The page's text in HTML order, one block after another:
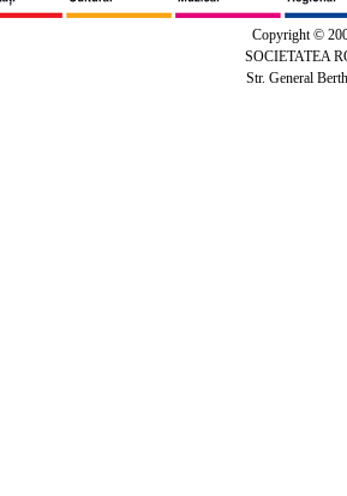
Copyright ©
SOCIETATEA
Str. General